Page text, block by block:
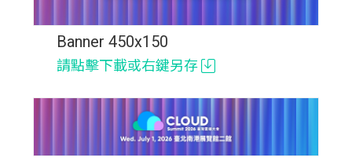
Banner 450x150
請點擊下載或右鍵另存